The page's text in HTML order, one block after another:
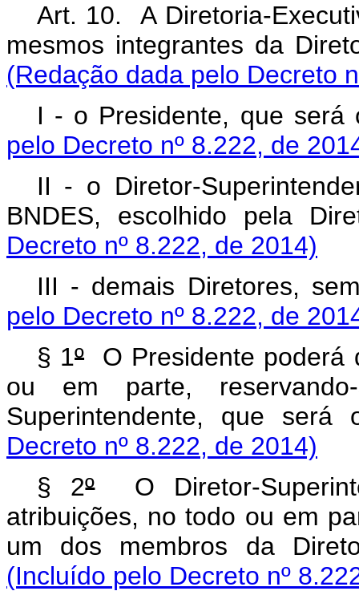
Art. 10. A Diretoria-
mesmos integrantes da
(Redação dada pelo Decreto
I - o Presidente, que
pelo Decreto nº 8.222, de
II - o Diretor-
BNDES, escolhido pela
Decreto nº 8.222, de 2014)
III - demais Diretores,
pelo Decreto nº 8.222, de
§ 1º O Presidente poderá
ou em parte,
Superintendente, que
Decreto nº 8.222, de 2014)
§ 2ºO Diretor-
atribuições, no todo ou em
um dos membros da
(Incluído pelo Decreto nº